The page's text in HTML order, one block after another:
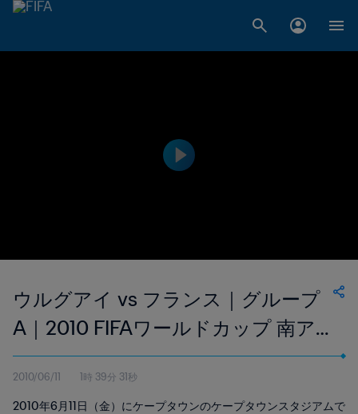
ウルグアイ vs フランス｜グループ
A｜2010 FIFAワールドカップ 南ア
フリカ｜フルマッチリプレイ
2010/06/11 1時 39分 31秒
2010年6月11日（金）にケープタウンのケープタウンスタジアムで